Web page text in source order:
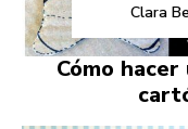
Clara
Cómo